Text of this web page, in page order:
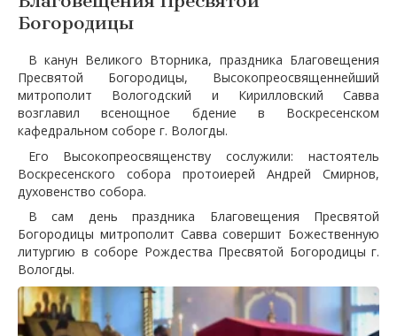
Богородицы
В канун Великого Вторника, праздника Благовещения
Пресвятой Богородицы, Высокопреосвященнейший
митрополит Вологодский и Кирилловский Савва
возглавил всенощное бдение в Воскресенском
кафедральном соборе г. Вологды.
Его Высокопреосвященству сослужили: настоятель
Воскресенского собора протоиерей Андрей Смирнов,
духовенство собора.
В сам день праздника Благовещения Пресвятой
Богородицы митрополит Савва совершит Божественную
литургию в соборе Рождества Пресвятой Богородицы г.
Вологды.